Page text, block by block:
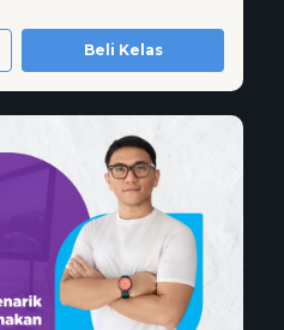
Beli Kelas